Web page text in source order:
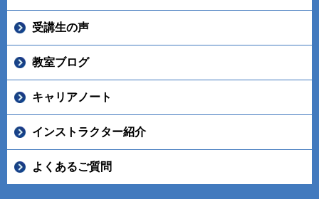
受講生の声
教室ブログ
キャリアノート
インストラクター紹介
よくあるご質問